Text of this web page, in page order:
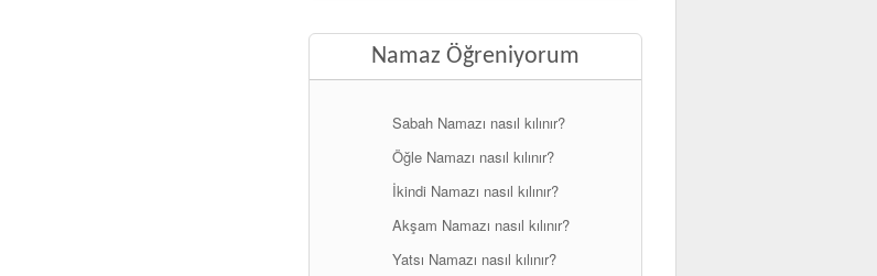
Namaz Öğreniyorum
Sabah Namazı nasıl kılınır?
Öğle Namazı nasıl kılınır?
İkindi Namazı nasıl kılınır?
Akşam Namazı nasıl kılınır?
Yatsı Namazı nasıl kılınır?